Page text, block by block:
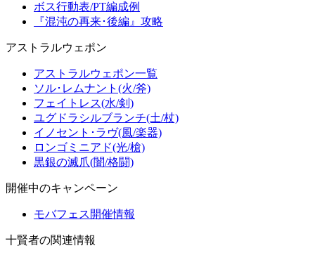
ボス行動表/PT編成例
『混沌の再来･後編』攻略
アストラルウェポン
アストラルウェポン一覧
ソル･レムナント(火/斧)
フェイトレス(水/剣)
ユグドラシルブランチ(土/杖)
イノセント･ラヴ(風/楽器)
ロンゴミニアド(光/槍)
黒銀の滅爪(闇/格闘)
開催中のキャンペーン
モバフェス開催情報
十賢者の関連情報